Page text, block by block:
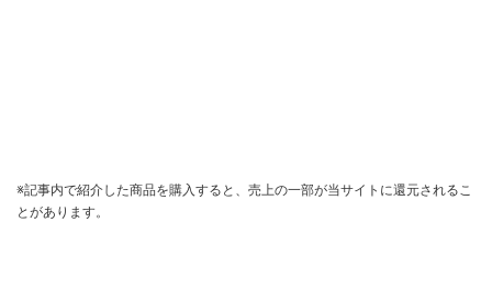
※記事内で紹介した商品を購入すると、売上の一部が当サイトに還元されるこ
とがあります。